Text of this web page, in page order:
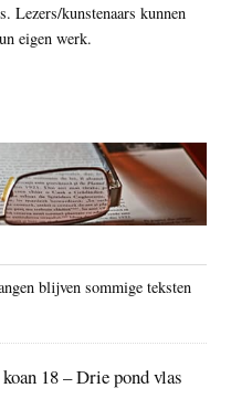
Lezers/kunstenaars kunnen
eigen werk.
blijven sommige teksten
18 – Drie pond vlas